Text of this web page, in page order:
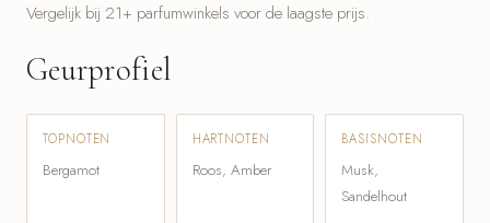
Vergelijk bij 21+ parfumwinkels voor de laagste prijs.
Geurprofiel
TOPNOTEN
Bergamot
HARTNOTEN
Roos, Amber
BASISNOTEN
Musk,
Sandelhout